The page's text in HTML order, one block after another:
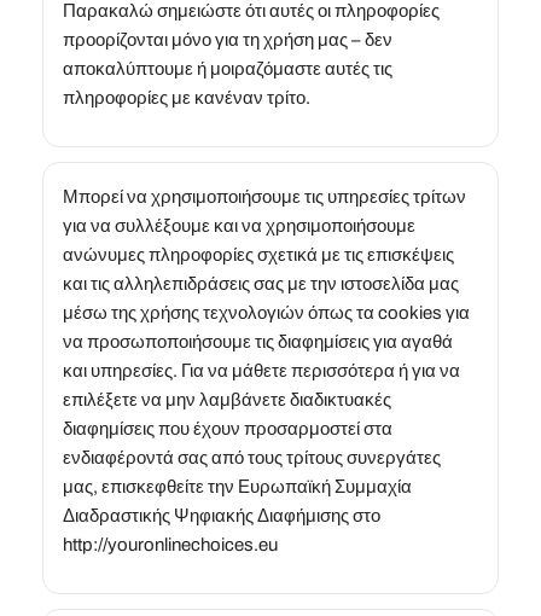
Παρακαλώ σημειώστε ότι αυτές οι πληροφορίες
προορίζονται μόνο για τη χρήση μας – δεν
αποκαλύπτουμε ή μοιραζόμαστε αυτές τις
πληροφορίες με κανέναν τρίτο.
Μπορεί να χρησιμοποιήσουμε τις υπηρεσίες τρίτων
για να συλλέξουμε και να χρησιμοποιήσουμε
ανώνυμες πληροφορίες σχετικά με τις επισκέψεις
και τις αλληλεπιδράσεις σας με την ιστοσελίδα μας
μέσω της χρήσης τεχνολογιών όπως τα cookies για
να προσωποποιήσουμε τις διαφημίσεις για αγαθά
και υπηρεσίες. Για να μάθετε περισσότερα ή για να
επιλέξετε να μην λαμβάνετε διαδικτυακές
διαφημίσεις που έχουν προσαρμοστεί στα
ενδιαφέροντά σας από τους τρίτους συνεργάτες
μας, επισκεφθείτε την Ευρωπαϊκή Συμμαχία
Διαδραστικής Ψηφιακής Διαφήμισης στο
http://youronlinechoices.eu